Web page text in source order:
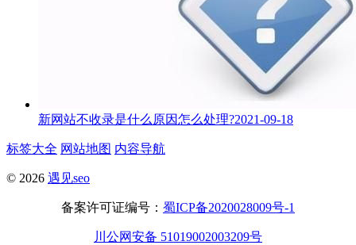
新网站不收录是什么原因怎么处理?2021-09-18
标签大全 网站地图 内容导航
© 2026 遇见seo
备案许可证编号： 蜀ICP备2020028009号-1
川公网安备 51019002003209号